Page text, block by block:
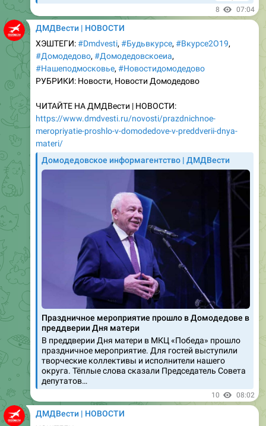
ДМДВести | НОВОСТИ
ХЭШТЕГИ:#Dmdvesti,#Бyдьвкурсе,#Вкyрсе2О19,
#Домодедово,#Домодедовскоеиа
#Нашеподмосковье, #Новостидомодедово
РУБРИКИ: Новости, Новости Домодедово
ЧИТАЙТЕ НА ДМДВести | НОВОСТИ:
meropriyatie-proshlo-v-domodedove-v-preddverii-dnya-
materi/
Домодедовское информагентство | ДМДВести
Праздничное мероприятие прошло в Домодедове в
преддверии Дня матери
В преддверии Дня матери в МКЦ «Победа» прошло
праздничное мероприятие. Для гостей выступили
творческие коллективы и исполнители нашего
округа. Тёплые слова сказали Председатель Совета
депутатов…
10 08:02
ДМДВести | НОВОСТИ
ХЭШТЕГИ:
РУБРИКИ: Главные новости, Новости